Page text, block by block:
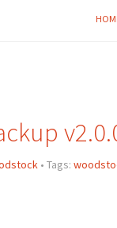
• Tags: